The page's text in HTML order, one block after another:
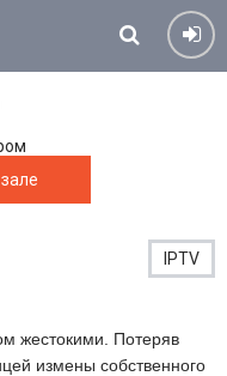
IPTV
жестокими. Потеряв
измены собственного